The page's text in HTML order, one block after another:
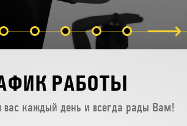
РАБОТЫ
каждый день и всегда рады Вам!